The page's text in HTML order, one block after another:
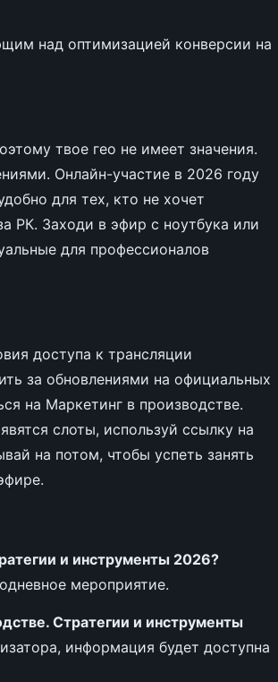
над оптимизацией конверсии на
твое гео не имеет значения.
Онлайн-участие в 2026 году
для тех, кто не хочет
РК. Заходи в эфир с ноутбука или
для профессионалов
доступа к трансляции
за обновлениями на официальных
на Маркетинг в производстве.
слоты, используй ссылку на
на потом, чтобы успеть занять
и инструменты 2026?
мероприятие.
Стратегии и инструменты
информация будет доступна